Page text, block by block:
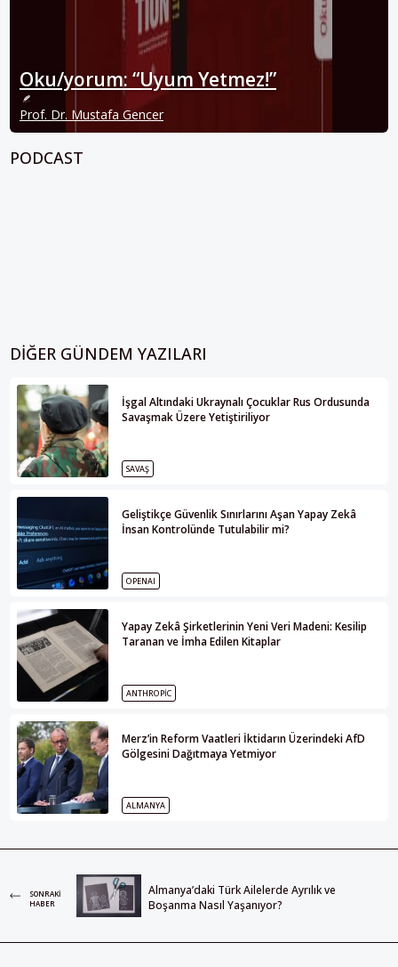
Oku/yorum: “Uyum Yetmez!”
Prof. Dr. Mustafa Gencer
PODCAST
DIĞER GÜNDEM YAZILARI
İşgal Altındaki Ukraynalı Çocuklar Rus Ordusunda
Savaşmak Üzere Yetiştiriliyor
SAVAŞ
Geliştikçe Güvenlik Sınırlarını Aşan Yapay Zekâ
İnsan Kontrolünde Tutulabilir mi?
OPENAI
Yapay Zekâ Şirketlerinin Yeni Veri Madeni: Kesilip
Taranan ve İmha Edilen Kitaplar
ANTHROPIC
Merz’in Reform Vaatleri İktidarın Üzerindeki AfD
Gölgesini Dağıtmaya Yetmiyor
ALMANYA
SONRAKI
HABER
Almanya’daki Türk Ailelerde Ayrılık ve
Boşanma Nasıl Yaşanıyor?